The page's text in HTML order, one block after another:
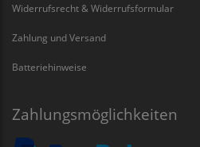
Widerrufsrecht & Widerrufsformular
Zahlung und Versand
Batteriehinweise
Zahlungsmöglichkeiten